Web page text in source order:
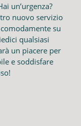
un’urgenza?
nuovo servizio
su
qualsiasi
un piacere per
e soddisfare